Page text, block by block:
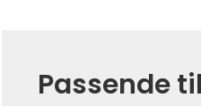
Passende